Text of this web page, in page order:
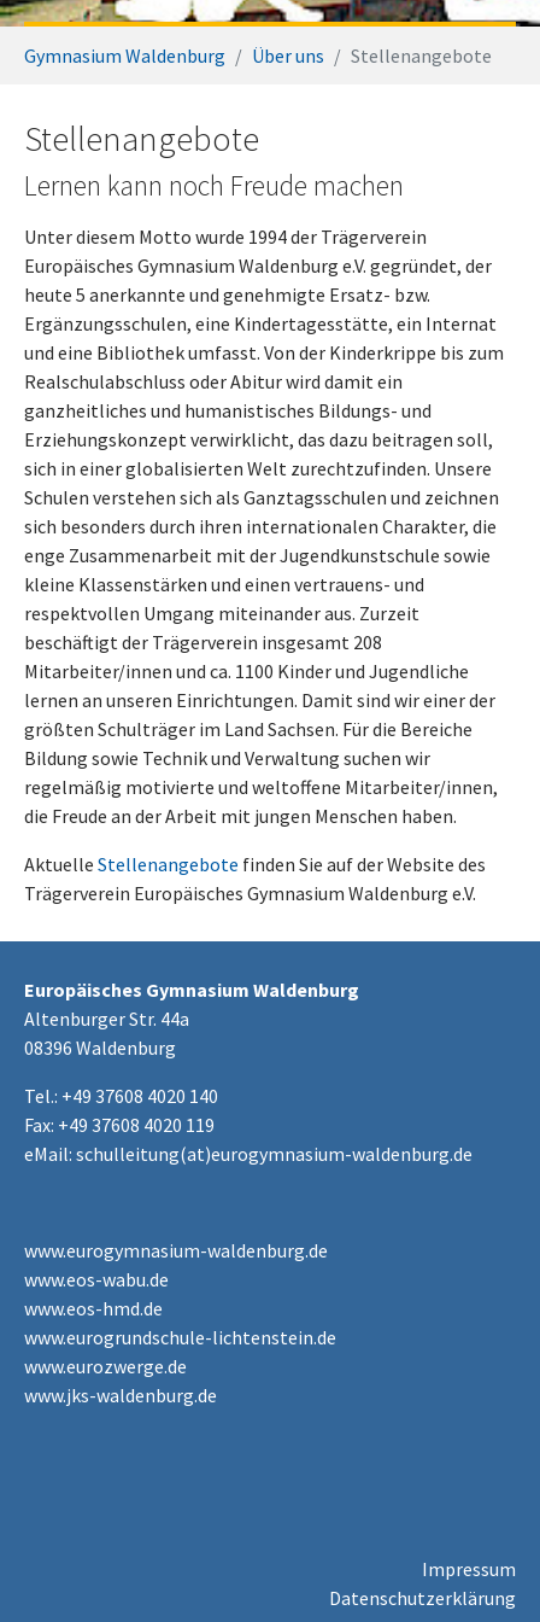
Gymnasium Waldenburg Über uns Stellenangebote
Stellenangebote
Lernen kann noch Freude machen
Unter diesem Motto wurde 1994 der Trägerverein
Europäisches Gymnasium Waldenburg e.V. gegründet, der
heute 5 anerkannte und genehmigte Ersatz- bzw.
Ergänzungsschulen, eine Kindertagesstätte, ein Internat
und eine Bibliothek umfasst. Von der Kinderkrippe bis zum
Realschulabschluss oder Abitur wird damit ein
ganzheitliches und humanistisches Bildungs- und
Erziehungskonzept verwirklicht, das dazu beitragen soll,
sich in einer globalisierten Welt zurechtzufinden. Unsere
Schulen verstehen sich als Ganztagsschulen und zeichnen
sich besonders durch ihren internationalen Charakter, die
enge Zusammenarbeit mit der Jugendkunstschule sowie
kleine Klassenstärken und einen vertrauens- und
respektvollen Umgang miteinander aus. Zurzeit
beschäftigt der Trägerverein insgesamt 208
Mitarbeiter/innen und ca. 1100 Kinder und Jugendliche
lernen an unseren Einrichtungen. Damit sind wir einer der
größten Schulträger im Land Sachsen. Für die Bereiche
Bildung sowie Technik und Verwaltung suchen wir
regelmäßig motivierte und weltoffene Mitarbeiter/innen,
die Freude an der Arbeit mit jungen Menschen haben.
Aktuelle Stellenangebote finden Sie auf der Website des
Trägerverein Europäisches Gymnasium Waldenburg e.V.
Europäisches Gymnasium Waldenburg
Altenburger Str. 44a
08396 Waldenburg
Tel.: +49 37608 4020 140
Fax: +49 37608 4020 119
eMail: schulleitung(at)eurogymnasium-waldenburg.de
www.eurogymnasium-waldenburg.de
www.eos-wabu.de
www.eos-hmd.de
www.eurogrundschule-lichtenstein.de
www.eurozwerge.de
www.jks-waldenburg.de
Impressum
Datenschutzerklärung